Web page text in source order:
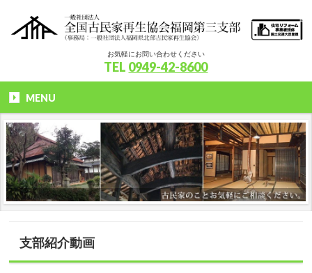
お気軽にお問い合わせください
TEL 0949-42-8600
MENU
支部紹介動画